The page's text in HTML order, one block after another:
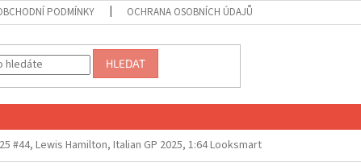
PODMÍNKY OCHRANA OSOBNÍCH ÚDAJŮ
HLEDAT
#44, Lewis Hamilton, Italian GP 2025, 1:64 Looksmart